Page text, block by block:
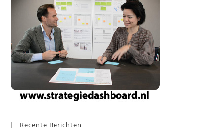
Recente Berichten